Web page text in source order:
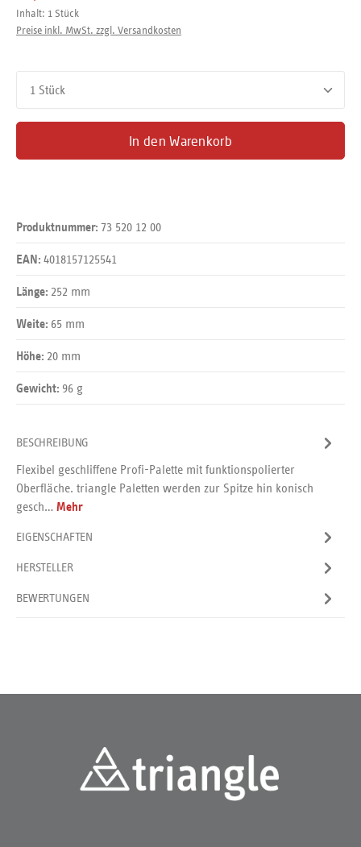
Inhalt: 1 Stück
Preise inkl. MwSt. zzgl. Versandkosten
In den Warenkorb
Produktnummer: 73 520 12 00
EAN: 4018157125541
Länge: 252 mm
Weite: 65 mm
Höhe: 20 mm
Gewicht: 96 g
BESCHREIBUNG
Flexibel geschliffene Profi-Palette mit funktionspolierter
Oberfläche. triangle Paletten werden zur Spitze hin konisch
gesch… Mehr
EIGENSCHAFTEN
HERSTELLER
BEWERTUNGEN